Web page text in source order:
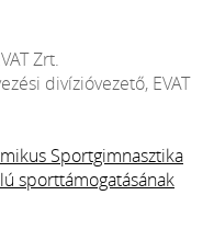
Zrt.
divízióvezető, EVAT
Sportgimnasztika
sporttámogatásának